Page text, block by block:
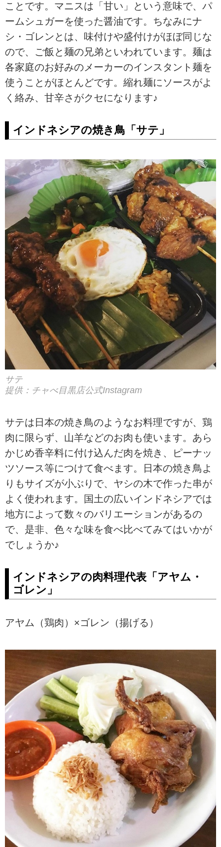
ことです。マニスは「甘い」という意味で、パ
ームシュガーを使った醤油です。ちなみにナ
シ・ゴレンとは、味付けや盛付けがほぼ同じな
ので、ご飯と麺の兄弟といわれています。麺は
各家庭のお好みのメーカーのインスタント麺を
使うことがほとんどです。縮れ麺にソースがよ
く絡み、甘辛さがクセになります♪
インドネシアの焼き鳥「サテ」
サテ
提供：チャべ目黒店公式Instagram
サテは日本の焼き鳥のようなお料理ですが、鶏
肉に限らず、山羊などのお肉も使います。あら
かじめ香辛料に付け込んだ肉を焼き、ピーナッ
ツソース等につけて食べます。日本の焼き鳥よ
りもサイズが小ぶりで、ヤシの木で作った串が
よく使われます。国土の広いインドネシアでは
地方によって数々のバリエーションがあるの
で、是非、色々な味を食べ比べてみてはいかが
でしょうか♪
インドネシアの肉料理代表「アヤム・
ゴレン」
アヤム（鶏肉）×ゴレン（揚げる）